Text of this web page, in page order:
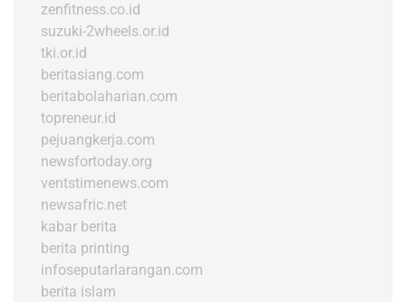
zenfitness.co.id
suzuki-2wheels.or.id
tki.or.id
beritasiang.com
beritabolaharian.com
topreneur.id
pejuangkerja.com
newsfortoday.org
ventstimenews.com
newsafric.net
kabar berita
berita printing
infoseputarlarangan.com
berita islam